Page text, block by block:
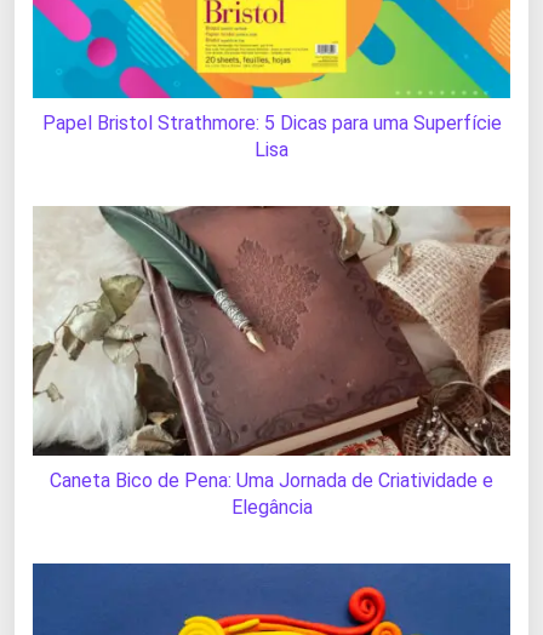
Papel Bristol Strathmore: 5 Dicas para uma Superfície
Lisa
Caneta Bico de Pena: Uma Jornada de Criatividade e
Elegância